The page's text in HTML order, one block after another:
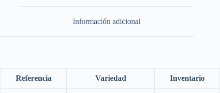
Información adicional
Referencia Variedad Inventario